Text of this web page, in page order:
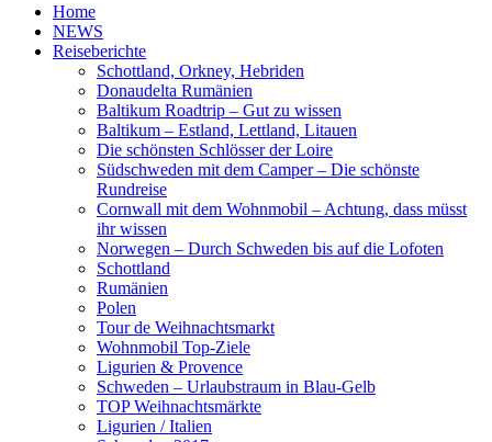
Home
NEWS
Reiseberichte
Schottland, Orkney, Hebriden
Donaudelta Rumänien
Baltikum Roadtrip – Gut zu wissen
Baltikum – Estland, Lettland, Litauen
Die schönsten Schlösser der Loire
Südschweden mit dem Camper – Die schönste
Rundreise
Cornwall mit dem Wohnmobil – Achtung, dass müsst
ihr wissen
Norwegen – Durch Schweden bis auf die Lofoten
Schottland
Rumänien
Polen
Tour de Weihnachtsmarkt
Wohnmobil Top-Ziele
Ligurien & Provence
Schweden – Urlaubstraum in Blau-Gelb
TOP Weihnachtsmärkte
Ligurien / Italien